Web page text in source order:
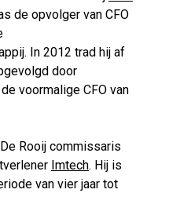
de opvolger van CFO
In 2012 trad hij af
door
de voormalige CFO van
Rooij commissaris
Imtech. Hij is
van vier jaar tot